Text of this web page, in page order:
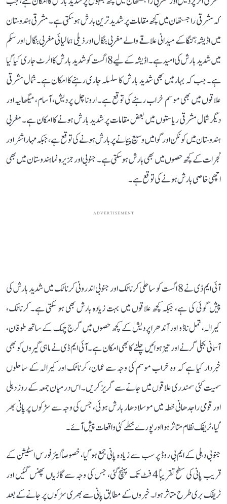
کہ مشرقی راجستھان میں کچھ مقامات پر شدید ترین بارش ہوسکتی ہے۔ مشرقی ہندوستان
میں اڈیشہ، گنگا کے میدانی علاقے والے مغربی بنگال اور ذیلی ہمالیائی مغربی بنگال اور سکم
میں شدید بارش کی امید ہے۔ اڈیشہ کے لیے 8 اگست کو شدید بارش کا الرٹ جاری کیا گیا
ہے۔ جب کہ بہار میں بھی شدید بارش کا سلسلہ جاری رہنے کا امکان ہے۔ شمال مشرقی
علاقوں میں بھی موسم خراب رہنے کی توقع ہے۔ اروناچل پردیش، آسام، میگھالیہ اور
دیگر شمال مشرقی ریاستوں میں بعض مقامات پر شدید بارش ہونے کا امکان ہے۔ مغربی
ہندوستان میں کونکن اور گوا میں وسیع پیمانے پر بارش ہونے کی توقع ہے، جبکہ مہاراشٹر اور
گجرات کے کچھ حصوں میں بھی بارش ہو سکتی ہے۔ جنوبی اور جزیرہ نما ہندوستان میں بھی
اچھی خاصی بارش ہونے کی توقع ہے۔
ADVERTISEMENT
آئی ایم ڈی نے 8 اگست کو ساحلی کرناٹک اور جنوبی اندرونی کرناٹک میں شدید بارش کی
پیش گوئی کی ہے، جبکہ کچھ علاقوں میں بہت زیادہ بارش بھی ہو سکتی ہے۔ کرناٹک،
کیرالہ، تمل ناڈو اور آندھرا پردیش کے کچھ حصوں میں گرج چمک کے ساتھ طوفان،
آسمانی بجلی گرنے اور تیز ہوائیں چلنے کا بھی امکان ہے۔ آئی ایم ڈی نے ماہی گیروں کو بھی
خبردار کیا ہے کہ وہ خراب موسم کی وجہ سے عمان، کرناٹک اور کیرالہ کے ساحلوں
سمیت کئی سمندری علاقوں میں جانے سے گریز کریں۔ اس درمیان جمعہ کے روز دہلی
اور قومی راجدھانی خطہ میں موسلا دھار بارش ہوئی، جس کی وجہ سے سڑکوں پر پانی بھر
گیا، ٹریفک نظام متاثر ہوا اور پورے خطے کئی واقعات پیش آئے۔
جنوبی دہلی کے ایم بی روڈ پر سب سے زیادہ پانی جمع ہو گیا، خصوصاً ایئر فورس اسٹیشن کے
قریب پانی کی سطح تقریباً 4 فٹ تک پہنچ گئی، جس کی وجہ سے گاڑیاں پھنس گئیں اور
ٹریفک بری طرح متاثر ہوا۔ خبروں کے مطابق پانی سے بھری سڑکوں پر جانے کے بعد